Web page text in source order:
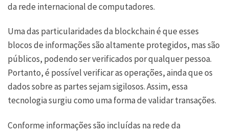
da rede internacional de computadores.
Uma das particularidades da blockchain é que esses
blocos de informações são altamente protegidos, mas são
públicos, podendo ser verificados por qualquer pessoa.
Portanto, é possível verificar as operações, ainda que os
dados sobre as partes sejam sigilosos. Assim, essa
tecnologia surgiu como uma forma de validar transações.
Conforme informações são incluídas na rede da